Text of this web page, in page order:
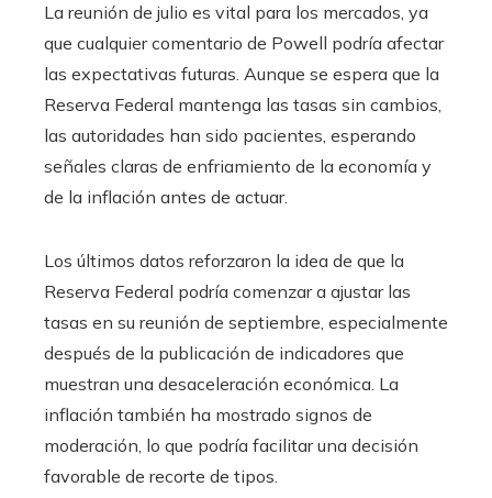
La reunión de julio es vital para los mercados, ya
que cualquier comentario de Powell podría afectar
las expectativas futuras. Aunque se espera que la
Reserva Federal mantenga las tasas sin cambios,
las autoridades han sido pacientes, esperando
señales claras de enfriamiento de la economía y
de la inflación antes de actuar.
Los últimos datos reforzaron la idea de que la
Reserva Federal podría comenzar a ajustar las
tasas en su reunión de septiembre, especialmente
después de la publicación de indicadores que
muestran una desaceleración económica. La
inflación también ha mostrado signos de
moderación, lo que podría facilitar una decisión
favorable de recorte de tipos.